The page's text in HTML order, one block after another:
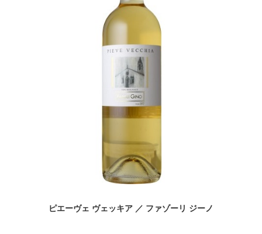
ピエーヴェ ヴェッキア ／ ファゾーリ ジーノ